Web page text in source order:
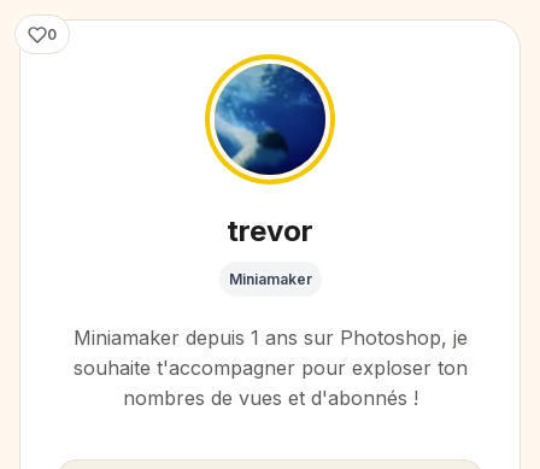
0
trevor
Miniamaker
Miniamaker depuis 1 ans sur Photoshop, je
souhaite t'accompagner pour exploser ton
nombres de vues et d'abonnés !